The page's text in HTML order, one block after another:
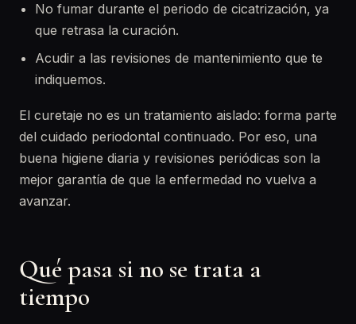
No fumar durante el periodo de cicatrización, ya
que retrasa la curación.
Acudir a las revisiones de mantenimiento que te
indiquemos.
El curetaje no es un tratamiento aislado: forma parte
del cuidado periodontal continuado. Por eso, una
buena higiene diaria y revisiones periódicas son la
mejor garantía de que la enfermedad no vuelva a
avanzar.
Qué pasa si no se trata a
tiempo